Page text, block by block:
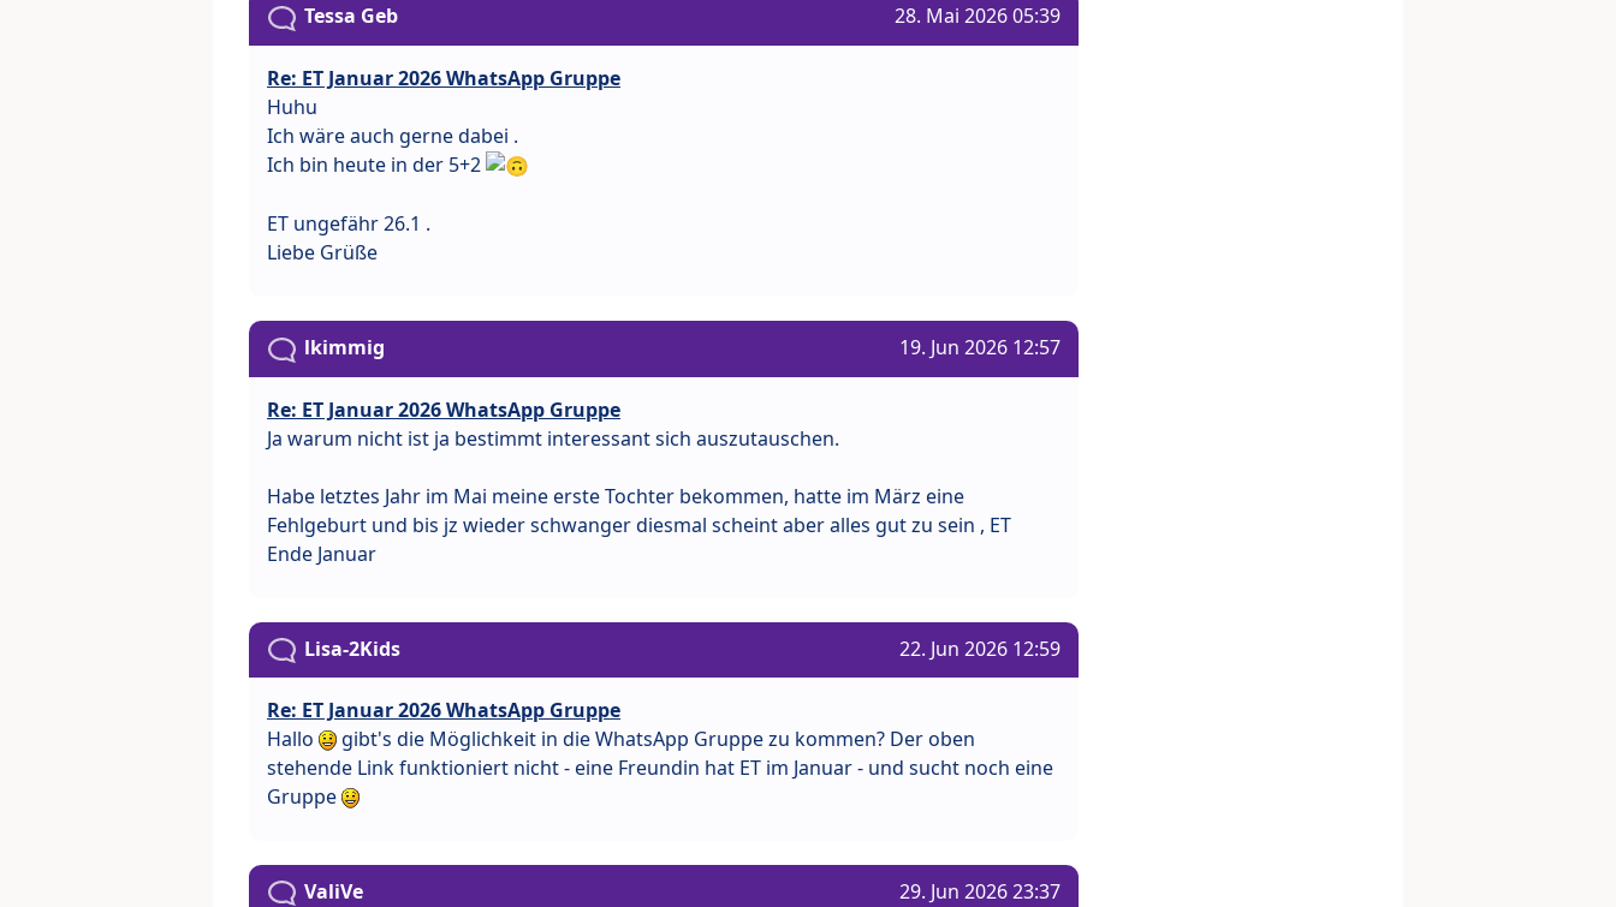
Tessa Geb 28. Mai 2026 05:39
Re: ET Januar 2026 WhatsApp Gruppe
Huhu
Ich wäre auch gerne dabei .
Ich bin heute in der 5+2
ET ungefähr 26.1 .
Liebe Grüße
lkimmig 19. Jun 2026 12:57
Re: ET Januar 2026 WhatsApp Gruppe
Ja warum nicht ist ja bestimmt interessant sich auszutauschen.
Habe letztes Jahr im Mai meine erste Tochter bekommen, hatte im März eine
Fehlgeburt und bis jz wieder schwanger diesmal scheint aber alles gut zu sein , ET
Ende Januar
Lisa-2Kids 22. Jun 2026 12:59
Re: ET Januar 2026 WhatsApp Gruppe
Hallo
gibt's die Möglichkeit in die WhatsApp Gruppe zu kommen? Der oben
stehende Link funktioniert nicht - eine Freundin hat ET im Januar - und sucht noch eine
Gruppe
ValiVe 29. Jun 2026 23:37